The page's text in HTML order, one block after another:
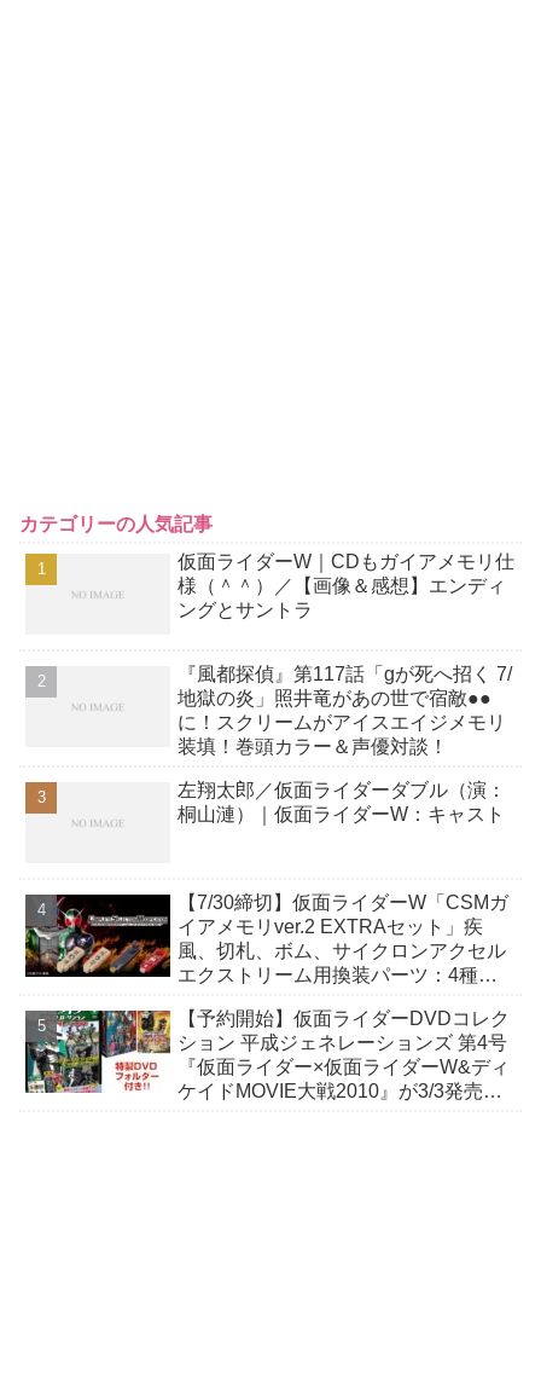
カテゴリーの人気記事
仮面ライダーW｜CDもガイアメモリ仕
様（＾＾）／【画像＆感想】エンディ
ングとサントラ
『風都探偵』第117話「gが死へ招く 7/
地獄の炎」照井竜があの世で宿敵●●
に！スクリームがアイスエイジメモリ
装填！巻頭カラー＆声優対談！
左翔太郎／仮面ライダーダブル（演：
桐山漣）｜仮面ライダーW：キャスト
【7/30締切】仮面ライダーW「CSMガ
イアメモリver.2 EXTRAセット」疾
風、切札、ボム、サイクロンアクセル
エクストリーム用換装パーツ：4種の
録！
【予約開始】仮面ライダーDVDコレク
ション 平成ジェネレーションズ 第4号
『仮面ライダー×仮面ライダーW&ディ
ケイドMOVIE大戦2010』が3/3発売！